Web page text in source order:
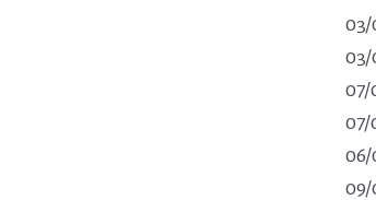
03/
03/
07/
07/
06/
09/